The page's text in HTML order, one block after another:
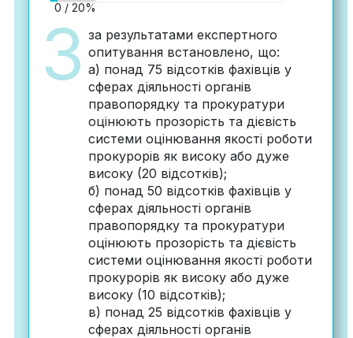
3
0 / 20%
за результатами експертного
опитування встановлено, що:
а) понад 75 відсотків фахівців у
сферах діяльності органів
правопорядку та прокуратури
оцінюють прозорість та дієвість
системи оцінювання якості роботи
прокурорів як високу або дуже
високу (20 відсотків);
б) понад 50 відсотків фахівців у
сферах діяльності органів
правопорядку та прокуратури
оцінюють прозорість та дієвість
системи оцінювання якості роботи
прокурорів як високу або дуже
високу (10 відсотків);
в) понад 25 відсотків фахівців у
сферах діяльності органів